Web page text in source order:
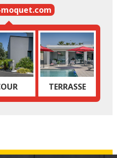
TERRASSE